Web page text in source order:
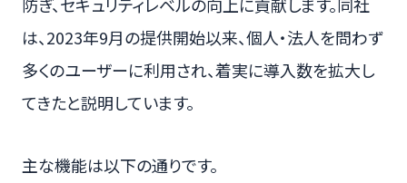
防ぎ、セキュリティレベルの向上に貢献します。同社
は、2023年9月の提供開始以来、個人・法人を問わず
多くのユーザーに利用され、着実に導入数を拡大し
てきたと説明しています。
主な機能は以下の通りです。